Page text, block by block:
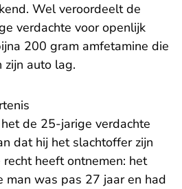
Wel veroordeelt de
verdachte voor openlijk
200 gram amfetamine die
zijn auto lag.
de 25-jarige verdachte
dat hij het slachtoffer zijn
heeft ontnemen: het
man was pas 27 jaar en had